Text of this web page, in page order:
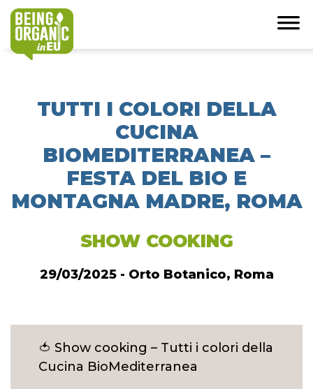
TUTTI I COLORI DELLA
CUCINA
BIOMEDITERRANEA –
FESTA DEL BIO E
MONTAGNA MADRE, ROMA
SHOW COOKING
29/03/2025 - Orto Botanico, Roma
🍅 Show cooking – Tutti i colori della
Cucina BioMediterranea